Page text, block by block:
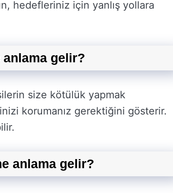
hedefleriniz için yanlış yollara
anlama gelir?
size kötülük yapmak
korumanız gerektiğini gösterir.
anlama gelir?